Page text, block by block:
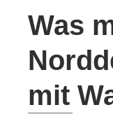
Was
mit